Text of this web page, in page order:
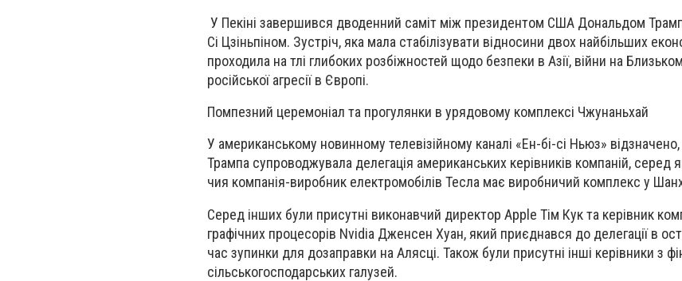
У Пекіні завершився дводенний саміт між президентом США Дональдом
Сі Цзіньпіном. Зустріч, яка мала стабілізувати відносини двох найбільших
проходила на тлі глибоких розбіжностей щодо безпеки в Азії, війни на
російської агресії в Європі.
Помпезний церемоніал та прогулянки в урядовому комплексі Чжунаньхай
У американському новинному телевізійному каналі «Ен-бі-сі Ньюз» відзначено,
Трампа супроводжувала делегація американських керівників компаній, серед
чия компанія-виробник електромобілів Тесла має виробничий комплекс у
Серед інших були присутні виконавчий директор Apple Тім Кук та керівник
графічних процесорів Nvidia Дженсен Хуан, який приєднався до делегації в
час зупинки для дозаправки на Алясці. Також були присутні інші керівники з
сільськогосподарських галузей.